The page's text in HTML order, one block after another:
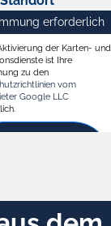
erforderlich
der Karten- und
ist Ihre
zu den
vom
Google LLC